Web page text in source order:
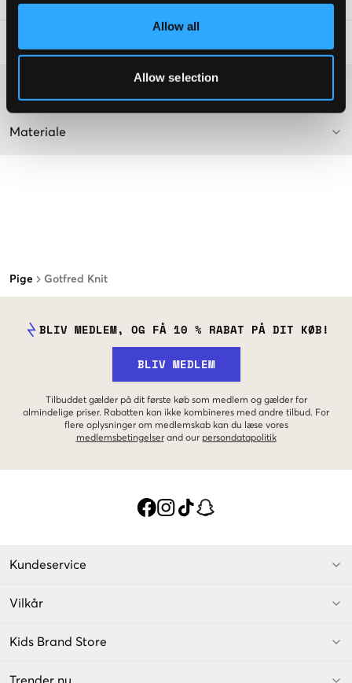
Allow all
Allow selection
Pige Gotfred Knit
Materiale
BLIV MEDLEM, OG FÅ 10 % RABAT PÅ DIT KØB!
BLIV MEDLEM
Tilbuddet gælder på dit første køb som medlem og gælder for
almindelige priser. Rabatten kan ikke kombineres med andre tilbud. For
flere oplysninger om medlemskab kan du læse vores
medlemsbetingelser and our persondatapolitik
Kundeservice
Vilkår
Kids Brand Store